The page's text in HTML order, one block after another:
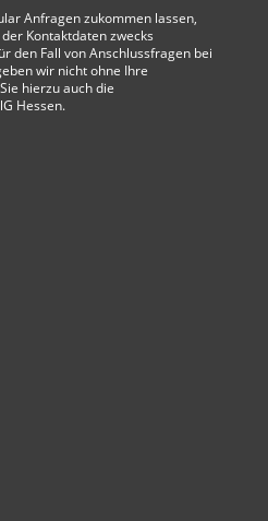
Anfragen zukommen lassen,
Kontaktdaten zwecks
den Fall von Anschlussfragen bei
wir nicht ohne Ihre
hierzu auch die
Hessen.